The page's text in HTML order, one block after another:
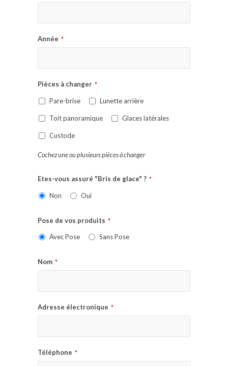
Année *
Pièces à changer *
Pare-brise Lunette arrière
Toit panoramique Glaces latérales
Custode
Cochez une ou plusieurs pièces à changer
Etes-vous assuré "Bris de glace" ? *
Non Oui
Pose de vos produits *
Avec Pose Sans Pose
Nom *
Adresse électronique *
Téléphone *